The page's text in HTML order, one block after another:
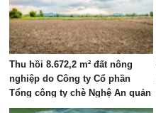
Thu hồi 8.672,2 m² đất nông
nghiệp do Công ty Cổ phần
Tổng công ty chè Nghệ An quản
lý